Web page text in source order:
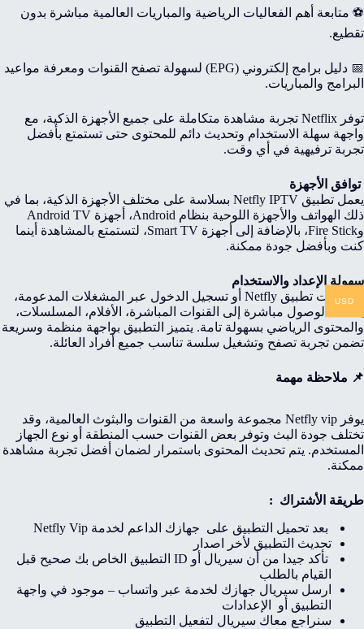
⚽ متابعة أهم الفعاليات الرياضية والمباريات العالمية مباشرة بدون
تقطيع.
📅 دليل برامج إلكتروني (EPG) لسهولة تصفح القنوات ومعرفة مواعيد
البرامج والمباريات.
توفر Netflix تجربة مشاهدة متكاملة على جميع الأجهزة الذكية، مع
واجهة سهلة الاستخدام وتحديث دائم للمحتوى حتى تستمتع بأفضل
تجربة ترفيهية في أي وقت.
توافق الأجهزة
يعمل تطبيق Netfly IPTV بسلاسة على مختلف الأجهزة الذكية، بما في
ذلك الهواتف والأجهزة اللوحية بنظام Android، أجهزة Android TV
وFire Stick، بالإضافة إلى أجهزة Smart TV، لتستمتع بالمشاهدة أينما
كنت وبأفضل جودة ممكنة.
سهولة الإعداد والاستخدام
بعد تثبيت تطبيق Netfly أو تسجيل الدخول عبر المشغلات المدعومة،
يمكنك الوصول مباشرة إلى القنوات المباشرة، الأفلام، المسلسلات،
والمحتوى الرياضي بسهولة تامة. يتميز التطبيق بواجهة منظمة وسريعة
تضمن تجربة تصفح وتشغيل سلسة تناسب جميع أفراد العائلة.
📌 ملاحظة مهمة
يوفر Netfly vip مجموعة واسعة من القنوات والبثوث العالمية، وقد
تختلف جودة البث وتوفر بعض القنوات حسب المنطقة أو نوع الجهاز
المستخدم. يتم تحديث المحتوى باستمرار لضمان أفضل تجربة مشاهدة
ممكنة.
طريقة الأشتراك :
بعد تحميل التطبيق على جهازك الداعم لخدمة Netfly Vip
تحديث التطبيق لأخر اصدار
تأكد جيدا من أن سيريال أو ID التطبيق الخاص بك صحيح قبل
القيام بالطلب
ارسل سيريال جهازك لخدمة عبر واتساب – موجود في واجهة
التطبيق أو الإعدادات
سنراجع معاك سيريال لتفعيل التطبيق
USD